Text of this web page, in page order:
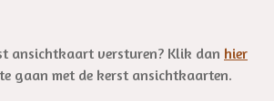
ansichtkaart versturen? Klik dan hier
gaan met de kerst ansichtkaarten.